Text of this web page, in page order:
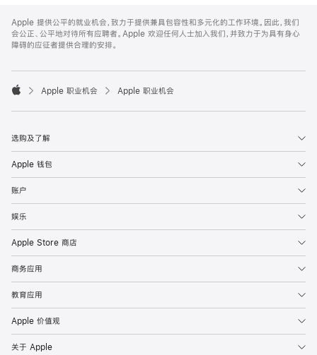
Footer
Apple 提供公平的就业机会，致力于提供兼具包容性和多元化的工作环境。因此，我们
会公正、公平地对待所有应聘者。Apple 欢迎任何人士加入我们，并致力于为具有身心
障碍的应征者提供合理的安排。

Apple 职业机会 Apple 职业机会
选购及了解
Apple 钱包
账户
娱乐
Apple Store 商店
商务应用
教育应用
Apple 价值观
关于 Apple